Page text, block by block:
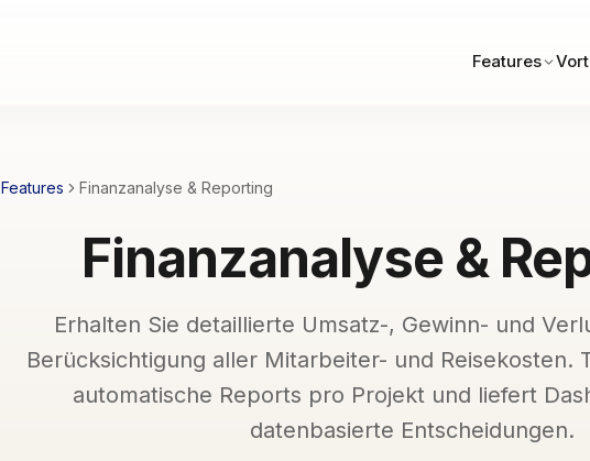
Features
Features Finanzanalyse & Reporting
Finanzanalyse &
Erhalten Sie detaillierte Umsatz-, Gewinn- und
Berücksichtigung aller Mitarbeiter- und Reisekosten.
automatische Reports pro Projekt und liefert
datenbasierte Entscheidungen.